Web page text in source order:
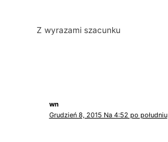
Z wyrazami szacunku
wn
Grudzień 8, 2015 Na 4:52 po południu